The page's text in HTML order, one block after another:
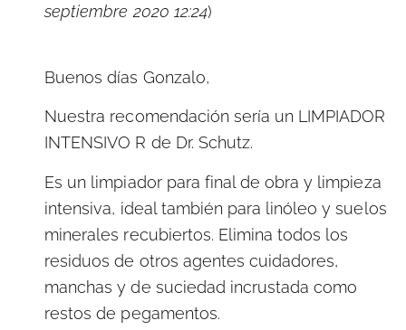
septiembre 2020 12:24)
Buenos días Gonzalo,
Nuestra recomendación sería un LIMPIADOR
INTENSIVO R de Dr. Schutz.
Es un limpiador para final de obra y limpieza
intensiva, ideal también para linóleo y suelos
minerales recubiertos. Elimina todos los
residuos de otros agentes cuidadores,
manchas y de suciedad incrustada como
restos de pegamentos.